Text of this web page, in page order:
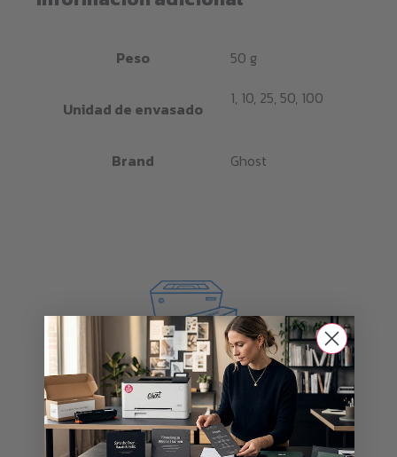
Peso 50 g
Unidad de envasado
1, 10, 25, 50, 100
Brand Ghost
Tóner blanco para muchas impresoras